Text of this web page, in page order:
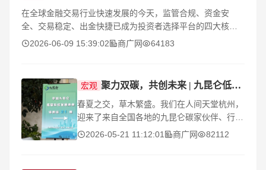
在全球金融交易行业快速发展的今天，监管合规、资金安
全、交易稳定、出金快捷已成为投资者选择平台的四大核心
标准。2026 年，行业格局进一步清晰，优质平台凭借硬实力
2026-06-09 15:39:02 商广网 64183
宏观 聚力双碳，共创未来 | 九昆仑低碳发展峰会圆满举行！
春夏之交，草木繁盛。我们在人间天堂杭州，
迎来了来自全国各地的九昆仑碳家伙伴、行业
领导与各界嘉宾，共同见证九昆仑发展峰会的
2026-05-21 11:12:01 商广网 82112